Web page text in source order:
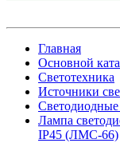
Главная
Основной
Светотехника
Источники
Лампа
IP45 (ЛМС-66)